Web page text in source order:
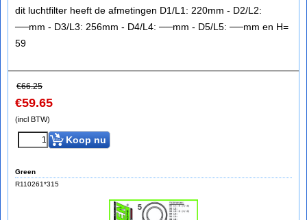
dit luchtfilter heeft de afmetingen D1/L1: 220mm - D2/L2:
──mm - D3/L3: 256mm - D4/L4: ──mm - D5/L5: ──mm en H=
59
€66.25
€59.65
(incl BTW)
Koop nu
Green
R110261*315